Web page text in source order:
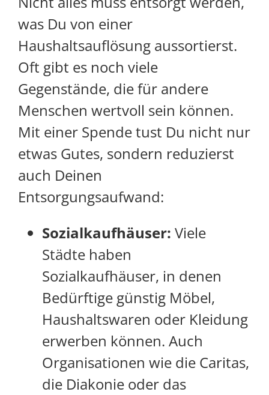
was Du von einer
Haushaltsauflösung aussortierst.
Oft gibt es noch viele
Gegenstände, die für andere
Menschen wertvoll sein können.
Mit einer Spende tust Du nicht nur
etwas Gutes, sondern reduzierst
auch Deinen
Entsorgungsaufwand:
Sozialkaufhäuser: Viele
Städte haben
Sozialkaufhäuser, in denen
Bedürftige günstig Möbel,
Haushaltswaren oder Kleidung
erwerben können. Auch
Organisationen wie die Caritas,
die Diakonie oder das